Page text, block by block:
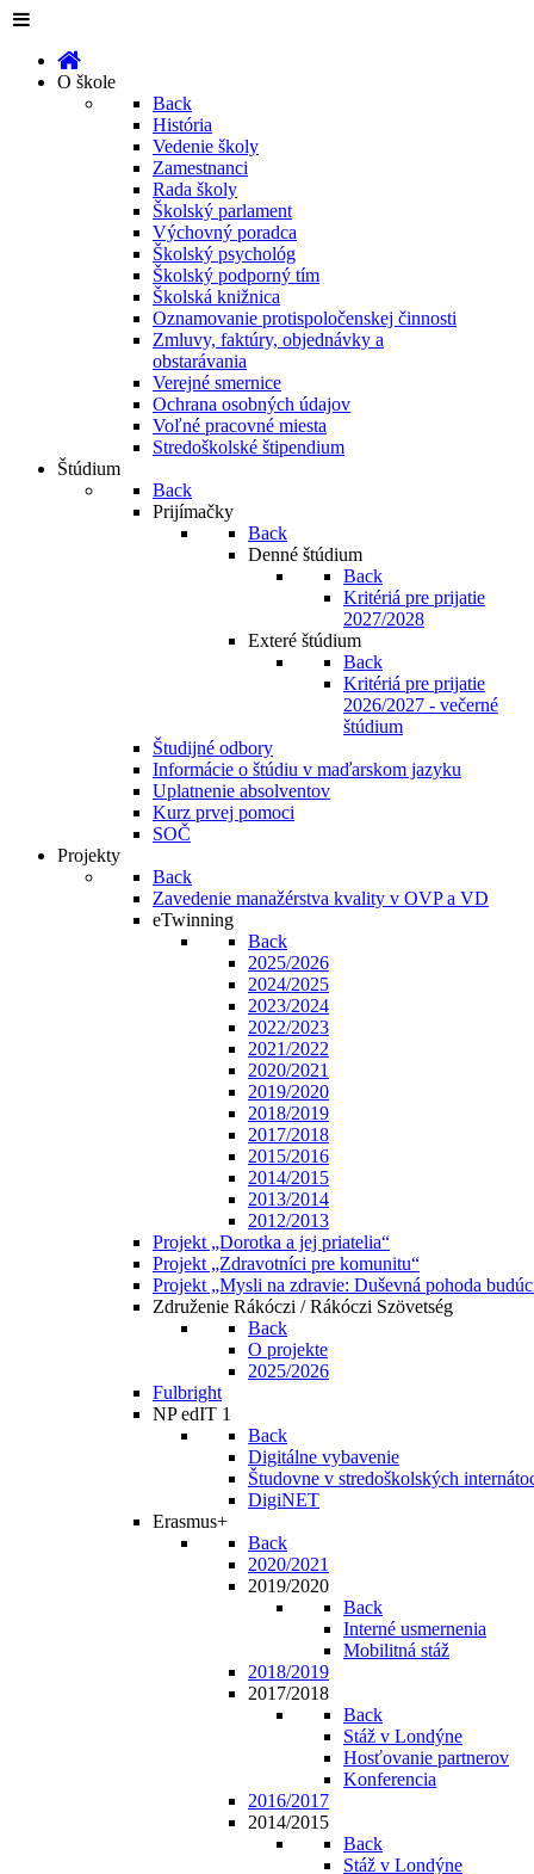
O škole
Back
História
Vedenie školy
Zamestnanci
Rada školy
Školský parlament
Výchovný poradca
Školský psychológ
Školský podporný tím
Školská knižnica
Oznamovanie protispoločenskej činnosti
Zmluvy, faktúry, objednávky a
obstarávania
Verejné smernice
Ochrana osobných údajov
Voľné pracovné miesta
Stredoškolské štipendium
Štúdium
Back
Prijímačky
Back
Denné štúdium
Back
Kritériá pre prijatie
2027/2028
Exteré štúdium
Back
Kritériá pre prijatie
2026/2027 - večerné
štúdium
Študijné odbory
Informácie o štúdiu v maďarskom jazyku
Uplatnenie absolventov
Kurz prvej pomoci
SOČ
Projekty
Back
Zavedenie manažérstva kvality v OVP a VD
eTwinning
Back
2025/2026
2024/2025
2023/2024
2022/2023
2021/2022
2020/2021
2019/2020
2018/2019
2017/2018
2015/2016
2014/2015
2013/2014
2012/2013
Projekt „Dorotka a jej priatelia“
Projekt „Zdravotníci pre komunitu“
Projekt „Mysli na zdravie: Duševná pohoda
Združenie Rákóczi / Rákóczi Szövetség
Back
O projekte
2025/2026
Fulbright
NP edIT 1
Back
Digitálne vybavenie
Študovne v stredoškolských
DigiNET
Erasmus+
Back
2020/2021
2019/2020
Back
Interné usmernenia
Mobilitná stáž
2018/2019
2017/2018
Back
Stáž v Londýne
Hosťovanie partnerov
Konferencia
2016/2017
2014/2015
Back
Stáž v Londýne